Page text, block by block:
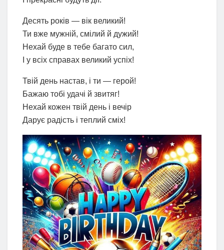
Десять років — вік великий!
Ти вже мужній, смілий й дужий!
Нехай буде в тебе багато сил,
І у всіх справах великий успіх!
Твій день настав, і ти — герой!
Бажаю тобі удачі й звитяг!
Нехай кожен твій день і вечір
Дарує радість і теплий сміх!